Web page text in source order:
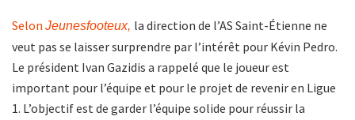
Selon Jeunesfooteux, la direction de l’AS Saint-Étienne ne
veut pas se laisser surprendre par l’intérêt pour Kévin Pedro.
Le président Ivan Gazidis a rappelé que le joueur est
important pour l’équipe et pour le projet de revenir en Ligue
1. L’objectif est de garder l’équipe solide pour réussir la